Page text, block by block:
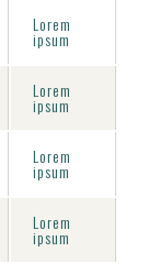
Lorem
ipsum
Lorem
ipsum
Lorem
ipsum
Lorem
ipsum